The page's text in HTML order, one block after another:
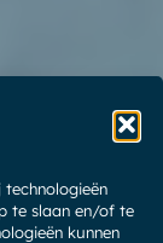
te slaan en/of te
kunnen